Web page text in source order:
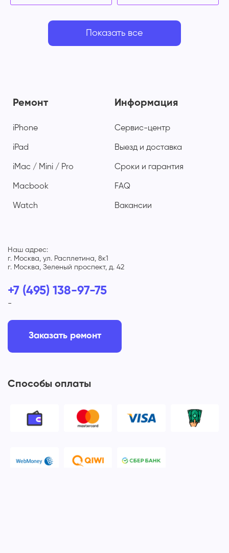
Показать все
Ремонт
iPhone
iPad
iMac / Mini / Pro
Macbook
Watch
Информация
Сервис-центр
Выезд и доставка
Сроки и гарантия
FAQ
Вакансии
Наш адрес:
г. Москва, ул. Расплетина, 8к1
г. Москва, Зеленый проспект, д. 42
+7 (495) 138-97-75
-
Заказать ремонт
Способы оплаты